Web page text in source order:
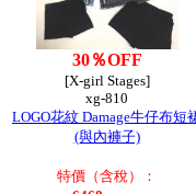
30％OFF
[X-girl Stages]
xg-810
LOGO花紋 Damage牛仔布短
(與內褲子)
特價（含稅）：